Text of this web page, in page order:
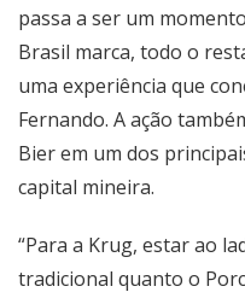
passa a ser um
Brasil marca, todo o
uma experiência que
Fernando. A ação
Bier em um dos
capital mineira.
“Para a Krug, estar ao
tradicional quanto o